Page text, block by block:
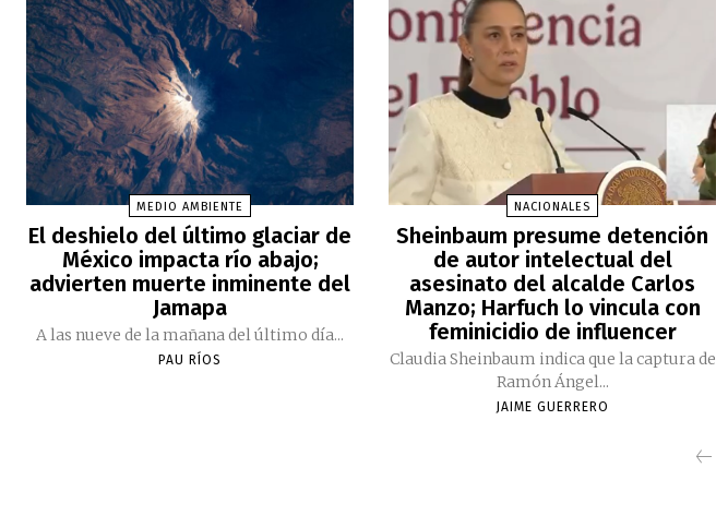
MEDIO AMBIENTE
El deshielo del último glaciar de
México impacta río abajo;
advierten muerte inminente del
Jamapa
A las nueve de la mañana del último día...
PAU RÍOS
NACIONALES
Sheinbaum presume detención
de autor intelectual del
asesinato del alcalde Carlos
Manzo; Harfuch lo vincula con
feminicidio de influencer
Claudia Sheinbaum indica que la captura de
Ramón Ángel...
JAIME GUERRERO